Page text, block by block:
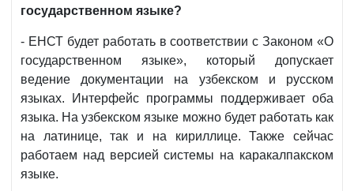
государственном языке?
- ЕНСТ будет работать в соответствии с Законом «О
государственном языке», который допускает
ведение документации на узбекском и русском
языках. Интерфейс программы поддерживает оба
языка. На узбекском языке можно будет работать как
на латинице, так и на кириллице. Также сейчас
работаем над версией системы на каракалпакском
языке.